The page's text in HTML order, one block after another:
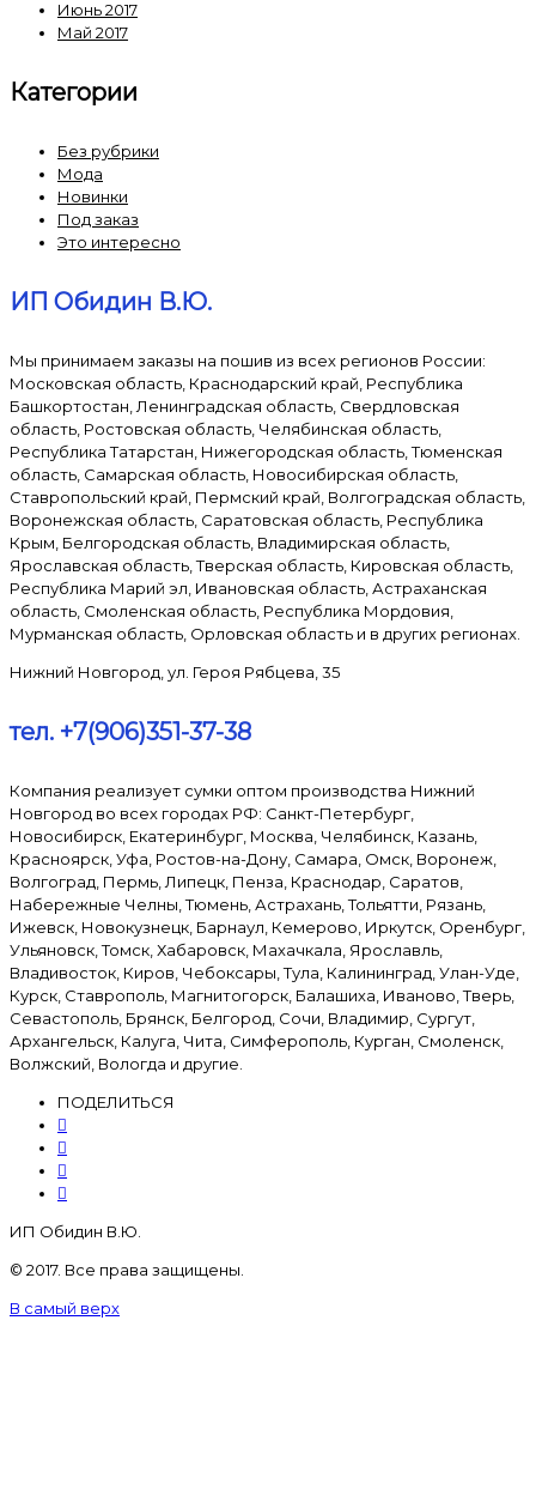
Июнь 2017
Май 2017
Категории
Без рубрики
Мода
Новинки
Под заказ
Это интересно
ИП Обидин В.Ю.
Мы принимаем заказы на пошив из всех регионов России:
Московская область, Краснодарский край, Республика
Башкортостан, Ленинградская область, Свердловская
область, Ростовская область, Челябинская область,
Республика Татарстан, Нижегородская область, Тюменская
область, Самарская область, Новосибирская область,
Ставропольский край, Пермский край, Волгоградская область,
Воронежская область, Саратовская область, Республика
Крым, Белгородская область, Владимирская область,
Ярославская область, Тверская область, Кировская область,
Республика Марий эл, Ивановская область, Астраханская
область, Смоленская область, Республика Мордовия,
Мурманская область, Орловская область и в других регионах.
Нижний Новгород, ул. Героя Рябцева, 35
тел. +7(906)351-37-38
Компания реализует сумки оптом производства Нижний
Новгород во всех городах РФ: Санкт-Петербург,
Новосибирск, Екатеринбург, Москва, Челябинск, Казань,
Красноярск, Уфа, Ростов-на-Дону, Самара, Омск, Воронеж,
Волгоград, Пермь, Липецк, Пенза, Краснодар, Саратов,
Набережные Челны, Тюмень, Астрахань, Тольятти, Рязань,
Ижевск, Новокузнецк, Барнаул, Кемерово, Иркутск, Оренбург,
Ульяновск, Томск, Хабаровск, Махачкала, Ярославль,
Владивосток, Киров, Чебоксары, Тула, Калининград, Улан-Уде,
Курск, Ставрополь, Магнитогорск, Балашиха, Иваново, Тверь,
Севастополь, Брянск, Белгород, Сочи, Владимир, Сургут,
Архангельск, Калуга, Чита, Симферополь, Курган, Смоленск,
Волжский, Вологда и другие.
ПОДЕЛИТЬСЯ
ИП Обидин В.Ю.
© 2017. Все права защищены.
В самый верх